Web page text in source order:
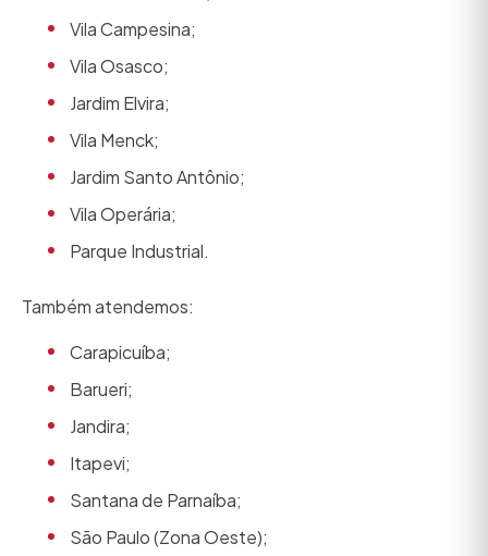
Vila Campesina;
Vila Osasco;
Jardim Elvira;
Vila Menck;
Jardim Santo Antônio;
Vila Operária;
Parque Industrial.
Também atendemos:
Carapicuíba;
Barueri;
Jandira;
Itapevi;
Santana de Parnaíba;
São Paulo (Zona Oeste);